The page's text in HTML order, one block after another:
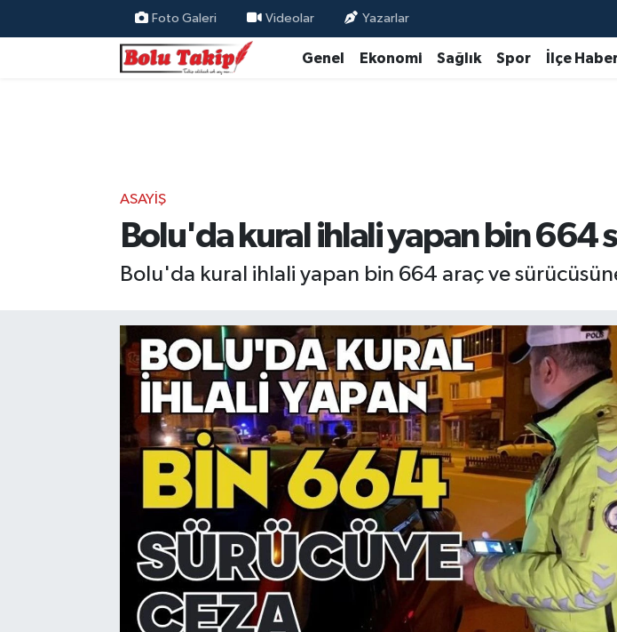
Foto Galeri Videolar Yazarlar
Genel Ekonomi Sağlık Spor İlçe
ASAYIŞ
Bolu'da kural ihlali yapan bin 664
Bolu'da kural ihlali yapan bin 664 araç ve